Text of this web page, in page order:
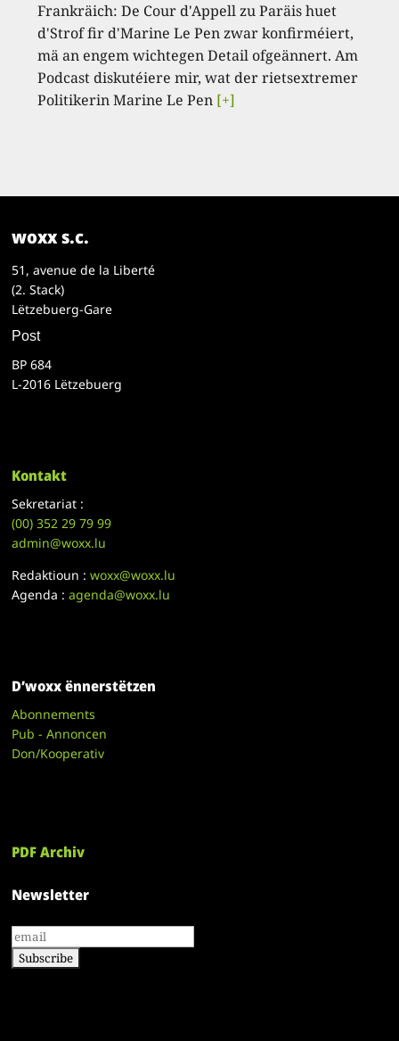
Frankräich: De Cour d'Appell zu Paräis huet
d'Strof fir d'Marine Le Pen zwar konfirméiert,
mä an engem wichtegen Detail ofgeännert. Am
Podcast diskutéiere mir, wat der rietsextremer
Politikerin Marine Le Pen [+]
woxx s.c.
51, avenue de la Liberté
(2. Stack)
Lëtzebuerg-Gare
Post
BP 684
L-2016 Lëtzebuerg
Kontakt
Sekretariat :
(00)352 29 79 99
admin@woxx.lu
Redaktioun :woxx@woxx.lu
Agenda :agenda@woxx.lu
D’woxx ënnerstëtzen
Abonnements
Pub - Annoncen
Don/Kooperativ
PDF Archiv
Newsletter